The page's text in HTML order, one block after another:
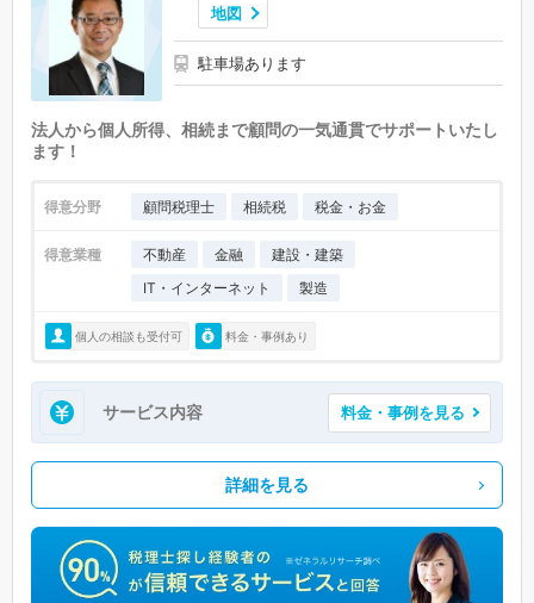
地図
駐車場あります
法人から個人所得、相続まで顧問の一気通貫でサポートいたし
ます！
得意分野 顧問税理士 相続税 税金・お金
得意業種 不動産 金融
建設・建築
IT・インターネット
製造
個人の相談も受付可 料金・事例あり
サービス内容 料金・事例を見る
詳細を見る